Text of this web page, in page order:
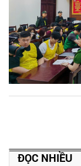
ĐỌC NHIỀU